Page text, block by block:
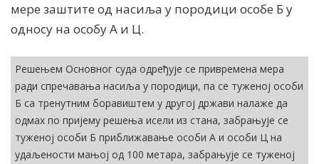
мере заштите од насиља у породици особе Б у
односу на особу А и Ц.
Решењем Основног суда одређује се привремена мера
ради спречавања насиља у породици, па се туженој особи
Б са тренутним боравиштем у другој држави налаже да
одмах по пријему решења исели из стана, забрањује се
туженој особи Б приближавање особи А и особи Ц на
удаљености мањој од 100 метара, забрањује се туженој